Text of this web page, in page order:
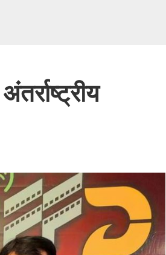
मिल रहा भरपूर प्यार